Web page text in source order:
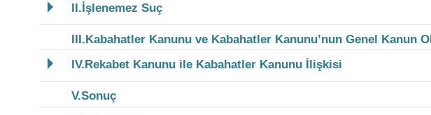
II.İşlenemez Suç
III.Kabahatler Kanunu ve Kabahatler Kanunu’nun Genel Kanun
IV.Rekabet Kanunu ile Kabahatler Kanunu İlişkisi
V.Sonuç